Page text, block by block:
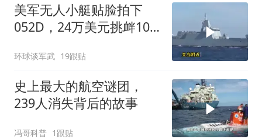
美军无人小艇贴脸拍下
052D，24万美元挑衅10
战法？
环球谈军武 19跟贴
史上最大的航空谜团，
239人消失背后的故事
冯哥科普 1跟贴